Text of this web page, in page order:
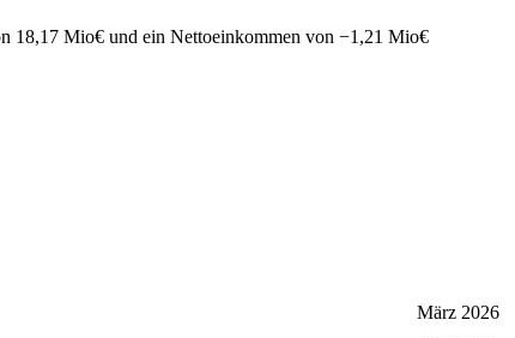
18,17 Mio€ und ein Nettoeinkommen von −1,21 Mio€
März 2026